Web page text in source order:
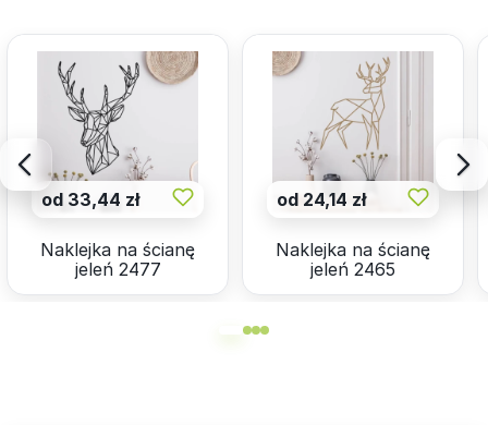
od 33,44 zł
Naklejka na ścianę
jeleń 2477
od 24,14 zł
Naklejka na ścianę
jeleń 2465